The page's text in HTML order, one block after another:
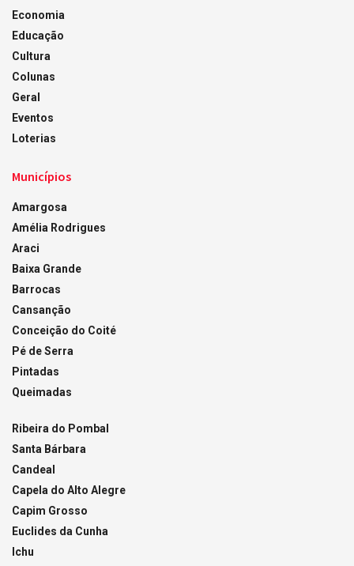
Economia
Educação
Cultura
Colunas
Geral
Eventos
Loterias
Municípios
Amargosa
Amélia Rodrigues
Araci
Baixa Grande
Barrocas
Cansanção
Conceição do Coité
Pé de Serra
Pintadas
Queimadas
Ribeira do Pombal
Santa Bárbara
Candeal
Capela do Alto Alegre
Capim Grosso
Euclides da Cunha
Ichu